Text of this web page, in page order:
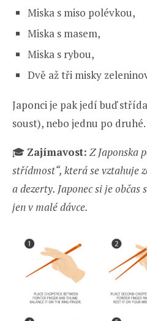
Miska s miso polévkou,
Miska s masem,
Miska s rybou,
Dvě až tři misky
Japonci je pak jedí buď
soust), nebo jednu po druhé.
🎓 Zajímavost: Z Japonska
střídmost“, která se vztahuje
a dezerty. Japonec si je
jen v malé dávce.